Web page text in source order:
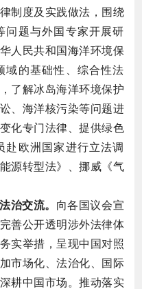
制度及实践做法，围绕
问题与外国专家开展研
人民共和国海洋环境保
域的基础性、综合性法
了解冰岛海洋环境保护
、海洋核污染等问题进
化专门法律、提供绿色
赴欧洲国家进行立法调
源转型法》、挪威《气
治交流。 向各国议会宣
善公开透明涉外法律体
实举措，呈现中国对照
市场化、法治化、国际
耕中国市场。推动落实